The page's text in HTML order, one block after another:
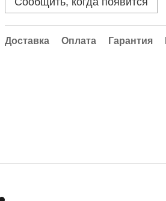
Доставка Оплата Гарантия